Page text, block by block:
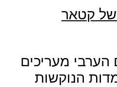
קטאר
הערבי מעריכים
הנוקשות